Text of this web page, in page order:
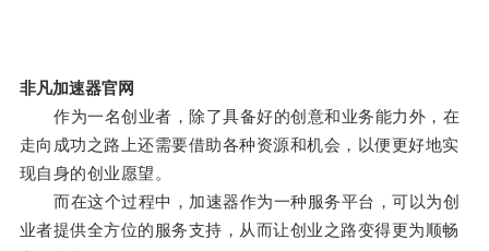
非凡加速器官网
作为一名创业者，除了具备好的创意和业务能力外，在
走向成功之路上还需要借助各种资源和机会，以便更好地实
现自身的创业愿望。
而在这个过程中，加速器作为一种服务平台，可以为创
业者提供全方位的服务支持，从而让创业之路变得更为顺畅